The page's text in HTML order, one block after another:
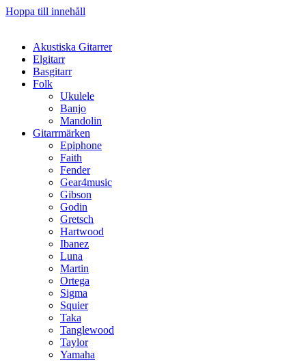
Hoppa till innehåll
Akustiska Gitarrer
Elgitarr
Basgitarr
Folk
Ukulele
Banjo
Mandolin
Gitarrmärken
Epiphone
Faith
Fender
Gear4music
Gibson
Godin
Gretsch
Hartwood
Ibanez
Luna
Martin
Ortega
Sigma
Squier
Taka
Tanglewood
Taylor
Yamaha